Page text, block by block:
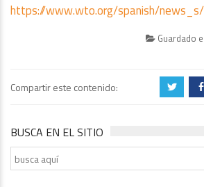
https://www.wto.org/spanish/
Guardado
Compartir este contenido: a b
BUSCA EN EL SITIO